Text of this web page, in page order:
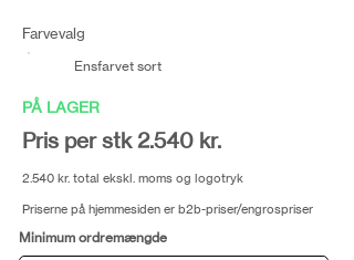
Farvevalg
Ensfarvet sort
PÅ LAGER
Pris per stk 2.540 kr.
2.540 kr. total ekskl. moms og logotryk
Priserne på hjemmesiden er b2b-priser/engrospriser
Minimum ordremængde